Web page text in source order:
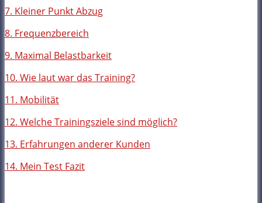
7. Kleiner Punkt Abzug
8. Frequenzbereich
9. Maximal Belastbarkeit
10. Wie laut war das Training?
11. Mobilität
12. Welche Trainingsziele sind möglich?
13. Erfahrungen anderer Kunden
14. Mein Test Fazit